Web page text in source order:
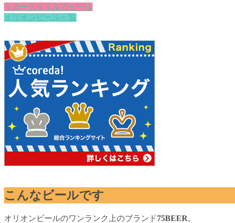
ラガースタイルのビール
オリオンビール一覧
こんなビールです
オリオンビールのワンランク上のブランド75BEER。